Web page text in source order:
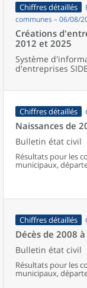
Chiffres détaillés
communes – 06/08/
Créations
2012 et 2025
Système
d'entreprises SIDE
Chiffres détaillés
Naissances de
Bulletin état civil
Résultats pour les
municipaux,
d’emploi, bassins
Chiffres détaillés
Décès de 2008
Bulletin état civil
Résultats pour les
municipaux,
d’emploi, bassins